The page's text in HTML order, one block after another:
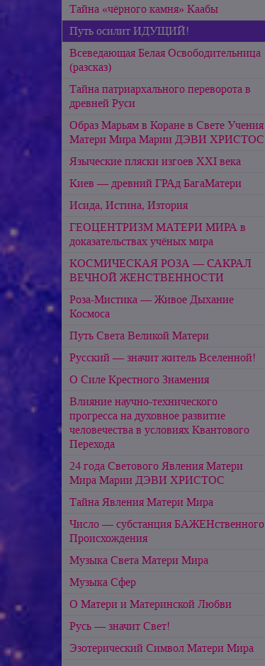
Тайна «чёрного камня» Каабы
Путь осилит ИДУЩИЙ!
Всеведающая Белая Освободительница
(разсказ)
Тайна патриархального переворота в
древней Руси
Образ Марьям в Коране в Свете Учения
Матери Мира Марии ДЭВИ ХРИСТОС
Языческие пляски изгоев ХХI века
Киев — древний ГРАд БагаМатери
Исида, Истина, Изтория
ГЕОЦЕНТРИЗМ МАТЕРИ МИРА в
доказательствах учёных мира
КОСМИЧЕСКАЯ РОЗА — САКРАЛ
ВЕЧНОЙ ЖЕНСТВЕННОСТИ
Роза-Мистика — Живое Дыхание
Космоса
Путь Света Великой Матери
Русский — значит житель Вселенной!
О Силе Крестного Знамения
Влияние научно-технического
прогресса на духовное развитие
человечества в условиях Квантового
Перехода
24 года Светового Явления Матери
Мира Марии ДЭВИ ХРИСТОС
Тайна Явления Матери Мира
Число — субстанция БАЖЕНственного
Происхождения
Музыка Света Матери Мира
Музыка Сфер
О Матери и Материнской Любви
Русь — значит Свет!
Эзотерический Cимвол Матери Мира